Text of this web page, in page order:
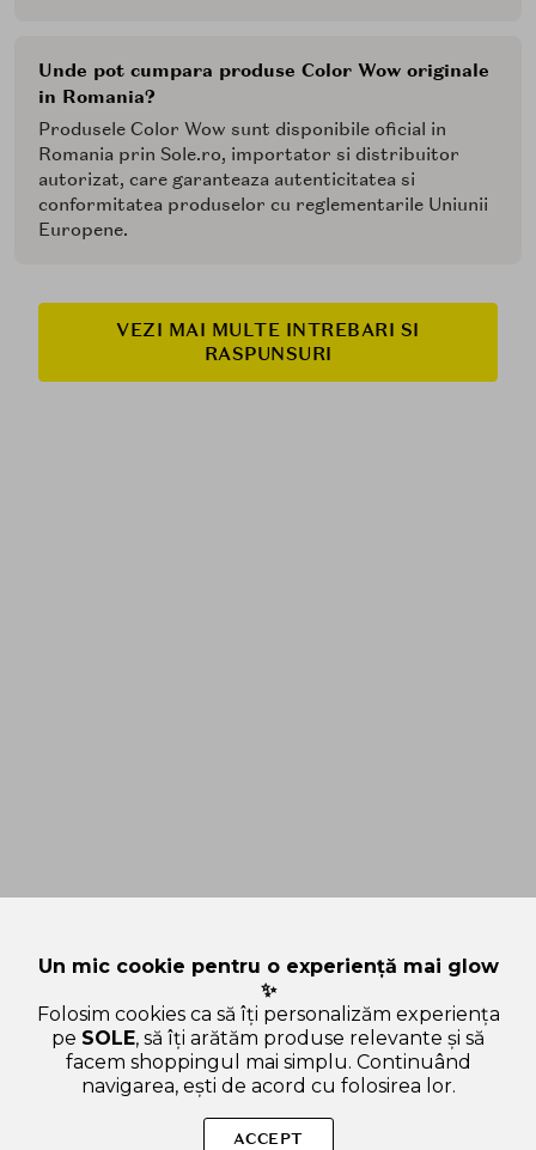
Unde pot cumpara produse Color Wow originale
in Romania?
Produsele Color Wow sunt disponibile oficial in
Romania prin Sole.ro, importator si distribuitor
autorizat, care garanteaza autenticitatea si
conformitatea produselor cu reglementarile Uniunii
Europene.
VEZI MAI MULTE INTREBARI SI
RASPUNSURI
Un mic cookie pentru o experiență mai glow
✨
Folosim cookies ca să îți personalizăm experiența
pe SOLE, să îți arătăm produse relevante și să
facem shoppingul mai simplu. Continuând
navigarea, ești de acord cu folosirea lor.
ACCEPT